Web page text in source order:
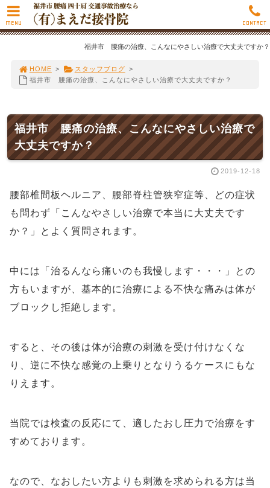
福井市 腰痛の治療、こんなにやさしい治療で大丈夫ですか？
HOME > スタッフブログ >
福井市 腰痛の治療、こんなにやさしい治療で大丈夫ですか？
福井市 腰痛の治療、こんなにやさしい治療で
大丈夫ですか？
2019-12-18
腰部椎間板ヘルニア、腰部脊柱管狭窄症等、どの症状
も問わず「こんなやさしい治療で本当に大丈夫です
か？」とよく質問されます。
中には「治るんなら痛いのも我慢します・・・」との
方もいますが、基本的に治療による不快な痛みは体が
ブロックし拒絶します。
すると、その後は体が治療の刺激を受け付けなくな
り、逆に不快な感覚の上乗りとなりうるケースにもな
りえます。
当院では検査の反応にて、適したおし圧力で治療をす
すめております。
なので、なおしたい方よりも刺激を求められる方は当
MENU CONTACT